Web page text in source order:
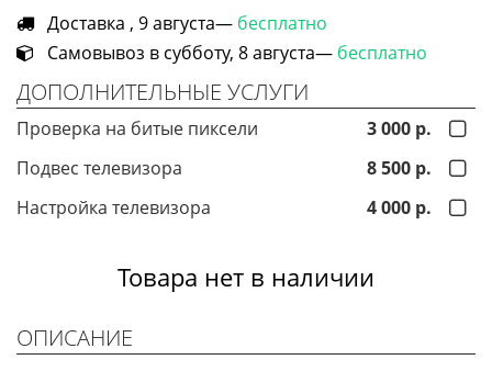
Доставка , 9 августа— бесплатно
Самовывоз в субботу, 8 августа— бесплатно
ДОПОЛНИТЕЛЬНЫЕ УСЛУГИ
Проверка на битые пиксели
3 000 р.
Подвес телевизора
8 500 р.
Настройка телевизора
4 000 р.
Товара нет в наличии
ОПИСАНИЕ